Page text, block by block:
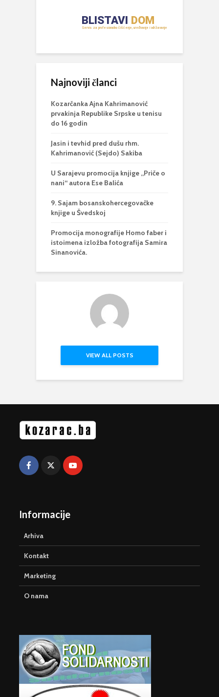
Najnoviji članci
Kozarčanka Ajna Kahrimanović
prvakinja Republike Srpske u tenisu
do 16 godin
Jasin i tevhid pred dušu rhm.
Kahrimanović (Sejdo) Sakiba
U Sarajevu promocija knjige „Priče o
nani“ autora Ese Balića
9. Sajam bosanskohercegovačke
knjige u Švedskoj
Promocija monografije Homo faber i
istoimena izložba fotografija Samira
Sinanovića.
VIEW ALL POSTS
Informacije
Arhiva
Kontakt
Marketing
O nama